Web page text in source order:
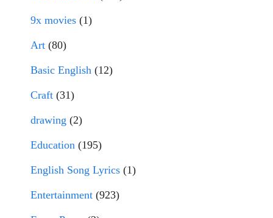
9x movies (1)
Art (80)
Basic English (12)
Craft (31)
drawing (2)
Education (195)
English Song Lyrics (1)
Entertainment (923)